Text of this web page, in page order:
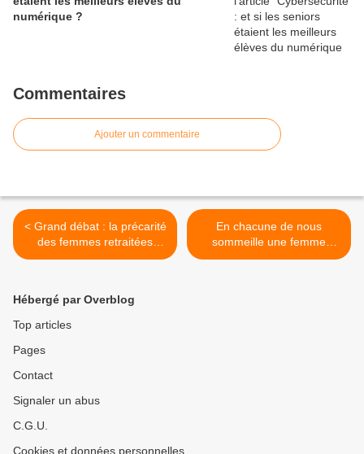
numérique ?
Commentaires
Ajouter un commentaire
< Grand débat : la précarité
des femmes retraitées
agricoles comme Marie-
En chacune de nous
sommeille une femme
âgée… Par Mélissa Petit - >
Hébergé par Overblog
Top articles
Pages
Contact
Signaler un abus
C.G.U.
Cookies et données personnelles